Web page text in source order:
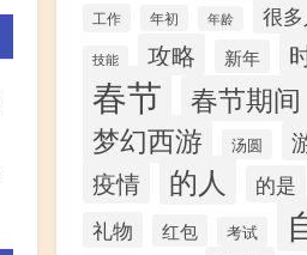
工作 年初 年龄 很多
技能 攻略 新年
春节 春节期间
梦幻西游 汤圆
疫情 的人 的是
礼物 红包 考试